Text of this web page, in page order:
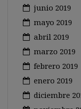
junio 2019
mayo 2019
abril 2019
marzo 2019
febrero 2019
enero 2019
diciembre